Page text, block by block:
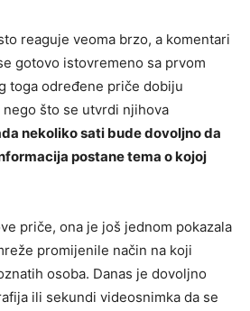
reaguje veoma brzo, a komentari
gotovo istovremeno sa prvom
toga određene priče dobiju
što se utvrdi njihova
nekoliko sati bude dovoljno da
postane tema o kojoj
priče, ona je još jednom pokazala
promijenile način na koji
osoba. Danas je dovoljno
ili sekundi videosnimka da se